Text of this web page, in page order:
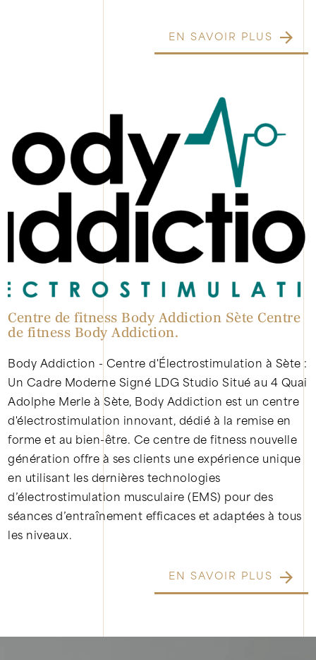
EN SAVOIR PLUS
Centre de fitness Body Addiction Sète Centre
de fitness Body Addiction.
Body Addiction - Centre d'Électrostimulation à Sète :
Un Cadre Moderne Signé LDG Studio Situé au 4 Quai
Adolphe Merle à Sète, Body Addiction est un centre
d'électrostimulation innovant, dédié à la remise en
forme et au bien-être. Ce centre de fitness nouvelle
génération offre à ses clients une expérience unique
en utilisant les dernières technologies
d’électrostimulation musculaire (EMS) pour des
séances d’entraînement efficaces et adaptées à tous
les niveaux.
EN SAVOIR PLUS